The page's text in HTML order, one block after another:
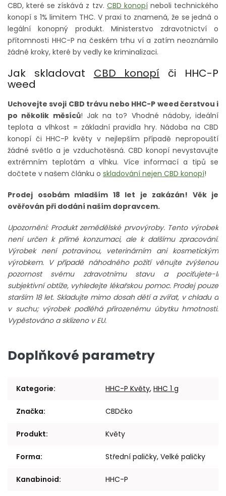
CBD, které se získává z tzv. CBD konopíneboli technického
konopí s 1% limitem THC. V praxi to znamená, že se jedná o
legální konopný produkt. Ministerstvo zdravotnictví o
přítomnosti HHC-P na českém trhu ví a zatím neoznámilo
žádné kroky, které by vedly ke kriminalizaci.
Jak skladovat CBD konopí či HHC-P
weed
Uchovejte svoji CBD trávu nebo HHC-P weed čerstvou i
po několik měsíců! Jak na to? Vhodné nádoby, ideální
teplota a vlhkost = základní pravidla hry. Nádoba na CBD
konopí či HHC-P květy v nejlepším případě nepropouští
žádné světlo a je vzduchotěsná. CBD konopí nevystavujte
extrémním teplotám a vlhku. Více informací a tipů se
dočtete v našem článku o skladování nejen CBD konopí!
Prodej osobám mladším 18 let je zakázán! Věk je
ověřován při dodání naším dopravcem.
Upozornění: Produkt zemědělské prvovýroby. Tento výrobek
není určen k přímé konzumaci, ale k dalšímu zpracování.
Výrobek není potravinou, veterinárním ani kosmetickým
výrobkem. V případě náhodného požití věnujte zvýšenou
pozornost svému zdravotnímu stavu a pociťujete-li
subjektivní obtíže, vyhledejte lékařskou pomoc. Prodej pouze
starším 18 let. Skladujte mimo dosah dětí a zvířat, v chladu a
v suchu; výrobek podléhá přirozenému úbytku hmotnosti.
Vypěstováno a sklizeno v EU.
Doplňkové parametry
Kategorie: HHC-P Květy, HHC 1 g
Značka: CBDčko
Produkt: Květy
Forma: Střední paličky, Velké paličky
Kanabinoid: HHC-P